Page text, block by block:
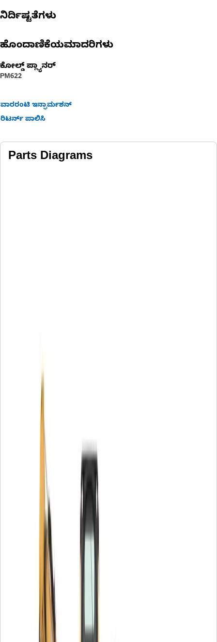
ನಿರ್ದಿಷ್ಟತೆಗಳು
ಹೊಂದಾಣಿಕೆಯಮಾದರಿಗಳು
ಕೋಲ್ಡ್ ಪ್ಲ್ಯಾನರ್‌
PM622
ವಾರರಂಟಿ ಇನ್ಫಾರ್ಮಶನ್
ರಿಟರ್ನ್ ಪಾಲಿಸಿ
Parts Diagrams